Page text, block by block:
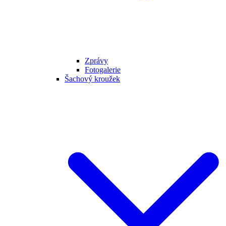
Zprávy
Fotogalerie
Šachový kroužek